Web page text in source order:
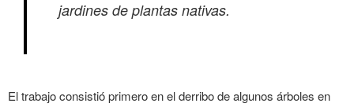
jardines de plantas nativas.
El trabajo consistió primero en el derribo de algunos árboles en